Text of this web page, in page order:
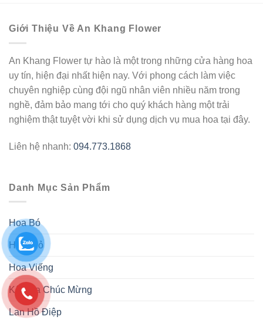
Giới Thiệu Về An Khang Flower
An Khang Flower tự hào là một trong những cửa hàng hoa
uy tín, hiện đại nhất hiện nay. Với phong cách làm việc
chuyên nghiệp cùng đội ngũ nhân viên nhiều năm trong
nghề, đảm bảo mang tới cho quý khách hàng một trải
nghiệm thật tuyệt vời khi sử dụng dịch vụ mua hoa tại đây.
Liên hệ nhanh: 094.773.1868
Danh Mục Sản Phẩm
Hoa Bó
Hoa Giỏ
Hoa Viếng
Kệ Hoa Chúc Mừng
Lan Hồ Điệp